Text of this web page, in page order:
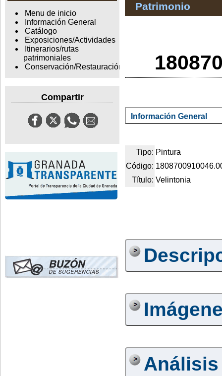
Menu de inicio
Información General
Catálogo
Exposiciones/Actividades
Itinerarios/rutas
patrimoniales
Conservación/Restauración
Compartir
Patrimonio
Información General
Tipo: Pintura
Código:
Título: Velintonia